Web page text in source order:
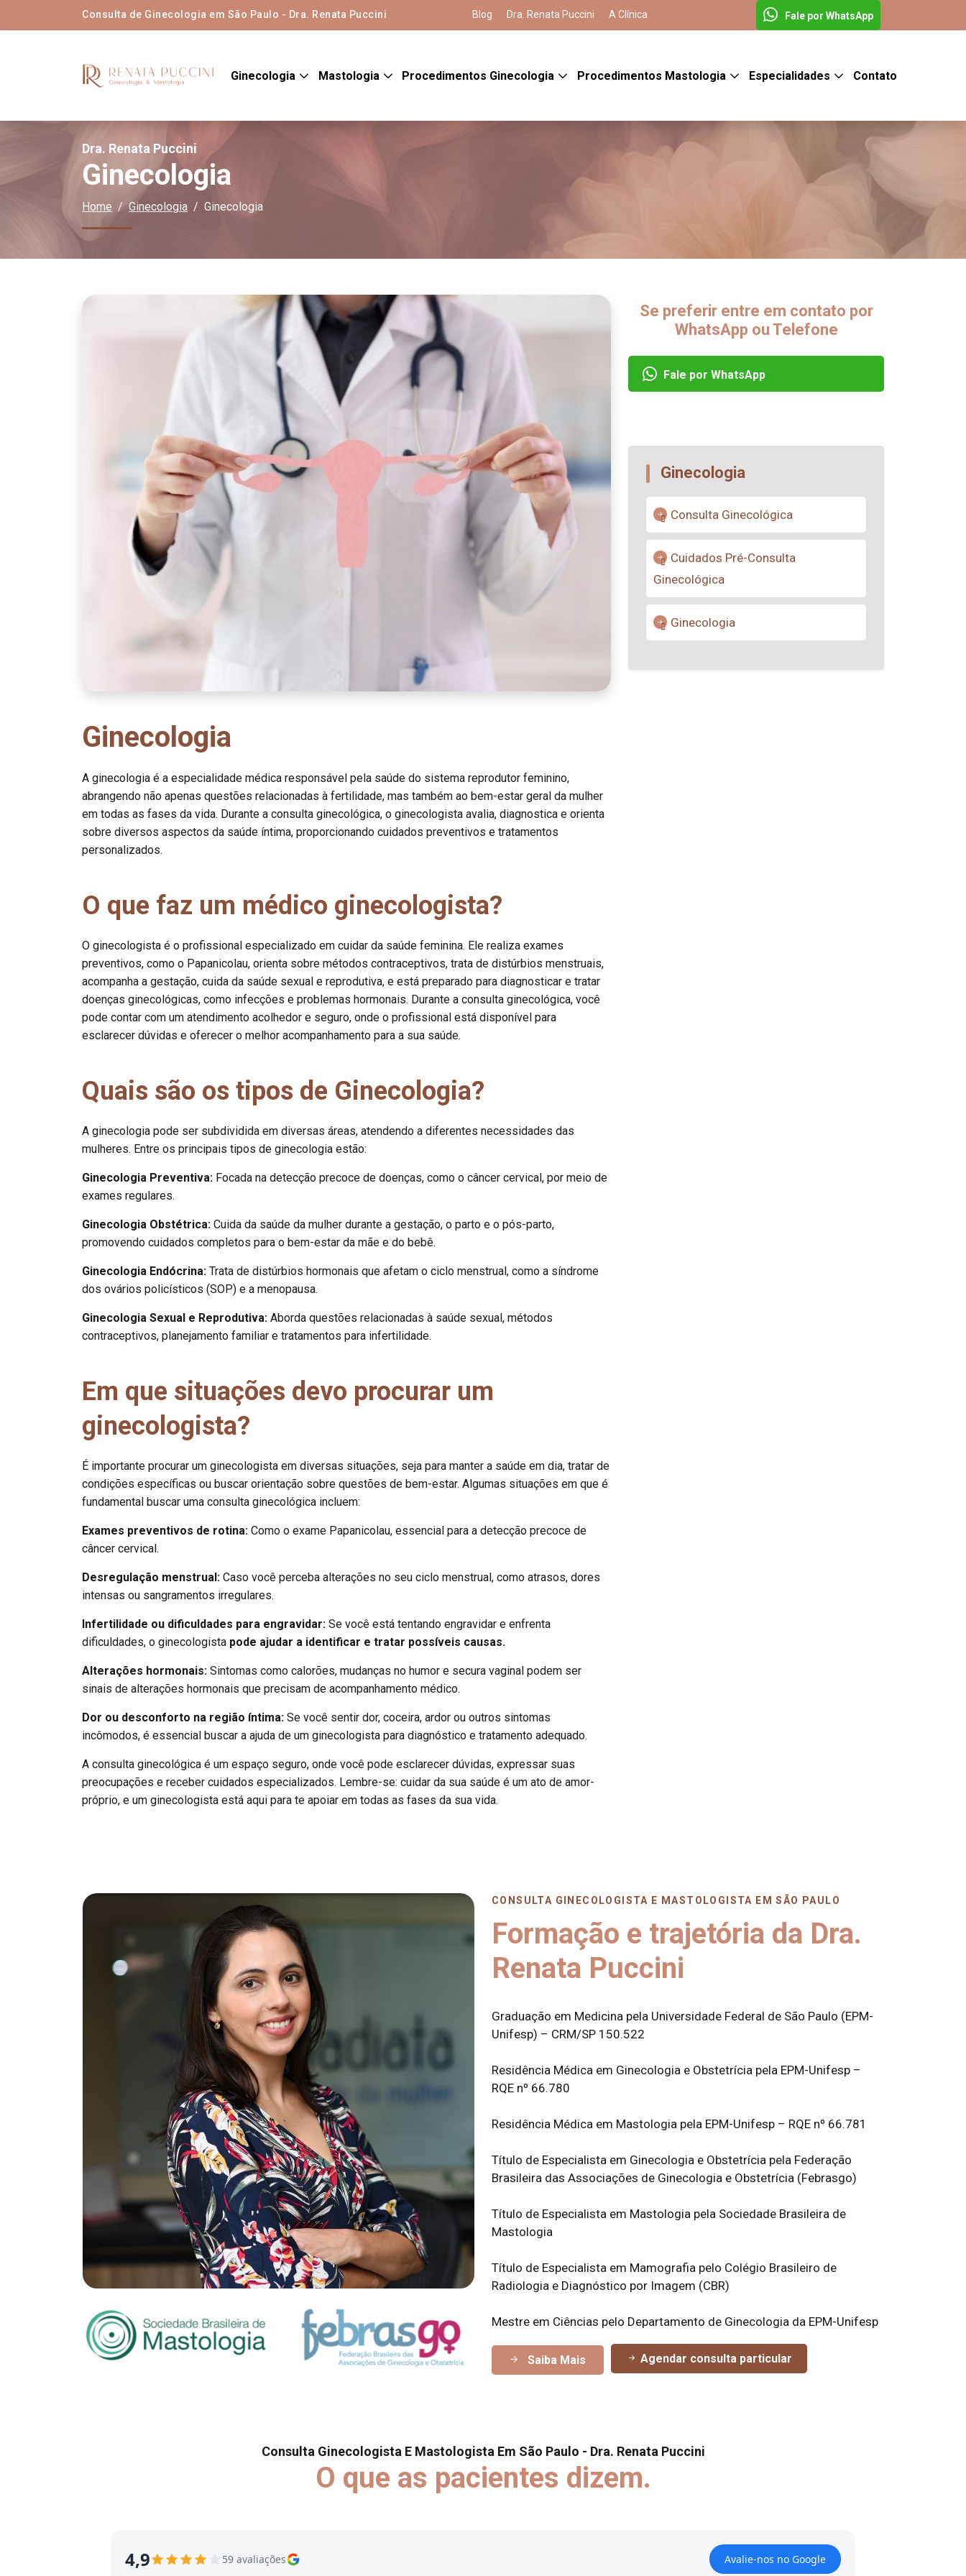
Consulta de Ginecologia em São Paulo - Dra. Renata Puccini A Clínica
Dra. Renata Puccini
Blog Fale por WhatsApp
Ginecologia Mastologia Procedimentos Ginecologia Procedimentos Mastologia Especialidades Contato
Dra. Renata Puccini
Ginecologia
Home Ginecologia Ginecologia
Ginecologia
A ginecologia é a especialidade médica responsável pela saúde do sistema reprodutor feminino,
abrangendo não apenas questões relacionadas à fertilidade, mas também ao bem-estar geral da mulher
em todas as fases da vida. Durante a consulta ginecológica, o ginecologista avalia, diagnostica e orienta
sobre diversos aspectos da saúde íntima, proporcionando cuidados preventivos e tratamentos
personalizados.
O que faz um médico ginecologista?
O ginecologista é o profissional especializado em cuidar da saúde feminina. Ele realiza exames
preventivos, como o Papanicolau, orienta sobre métodos contraceptivos, trata de distúrbios menstruais,
acompanha a gestação, cuida da saúde sexual e reprodutiva, e está preparado para diagnosticar e tratar
doenças ginecológicas, como infecções e problemas hormonais. Durante a consulta ginecológica, você
pode contar com um atendimento acolhedor e seguro, onde o profissional está disponível para
esclarecer dúvidas e oferecer o melhor acompanhamento para a sua saúde.
Quais são os tipos de Ginecologia?
A ginecologia pode ser subdividida em diversas áreas, atendendo a diferentes necessidades das
mulheres. Entre os principais tipos de ginecologia estão:
Ginecologia Preventiva: Focada na detecção precoce de doenças, como o câncer cervical, por meio de
exames regulares.
Ginecologia Obstétrica: Cuida da saúde da mulher durante a gestação, o parto e o pós-parto,
promovendo cuidados completos para o bem-estar da mãe e do bebê.
Ginecologia Endócrina: Trata de distúrbios hormonais que afetam o ciclo menstrual, como a síndrome
dos ovários policísticos (SOP) e a menopausa.
Ginecologia Sexual e Reprodutiva: Aborda questões relacionadas à saúde sexual, métodos
contraceptivos, planejamento familiar e tratamentos para infertilidade.
Em que situações devo procurar um
ginecologista?
É importante procurar um ginecologista em diversas situações, seja para manter a saúde em dia, tratar de
condições específicas ou buscar orientação sobre questões de bem-estar. Algumas situações em que é
fundamental buscar uma consulta ginecológica incluem:
Exames preventivos de rotina: Como o exame Papanicolau, essencial para a detecção precoce de
câncer cervical.
Desregulação menstrual: Caso você perceba alterações no seu ciclo menstrual, como atrasos, dores
intensas ou sangramentos irregulares.
Infertilidade ou dificuldades para engravidar: Se você está tentando engravidar e enfrenta
dificuldades, o ginecologista pode ajudar a identificar e tratar possíveis causas.
Alterações hormonais: Sintomas como calorões, mudanças no humor e secura vaginal podem ser
sinais de alterações hormonais que precisam de acompanhamento médico.
Dor ou desconforto na região íntima: Se você sentir dor, coceira, ardor ou outros sintomas
incômodos, é essencial buscar a ajuda de um ginecologista para diagnóstico e tratamento adequado.
A consulta ginecológica é um espaço seguro, onde você pode esclarecer dúvidas, expressar suas
preocupações e receber cuidados especializados. Lembre-se: cuidar da sua saúde é um ato de amor-
próprio, e um ginecologista está aqui para te apoiar em todas as fases da sua vida.
Se preferir entre em contato por
WhatsApp ou Telefone
Fale por WhatsApp
Ginecologia
Consulta Ginecológica
Cuidados Pré-Consulta
Ginecológica
Ginecologia
CONSULTA GINECOLOGISTA E MASTOLOGISTA EM SÃO PAULO
Formação e trajetória da Dra.
Renata Puccini
Graduação em Medicina pela Universidade Federal de São Paulo (EPM-
Unifesp) – CRM/SP 150.522
Residência Médica em Ginecologia e Obstetrícia pela EPM-Unifesp –
RQE nº 66.780
Residência Médica em Mastologia pela EPM-Unifesp – RQE nº 66.781
Título de Especialista em Ginecologia e Obstetrícia pela Federação
Brasileira das Associações de Ginecologia e Obstetrícia (Febrasgo)
Título de Especialista em Mastologia pela Sociedade Brasileira de
Mastologia
Título de Especialista em Mamografia pelo Colégio Brasileiro de
Radiologia e Diagnóstico por Imagem (CBR)
Mestre em Ciências pelo Departamento de Ginecologia da EPM-Unifesp
Saiba Mais Agendar consulta particular
Consulta Ginecologista E Mastologista Em São Paulo - Dra. Renata Puccini
O que as pacientes dizem.
4,9 59 avaliações Avalie-nos no Google